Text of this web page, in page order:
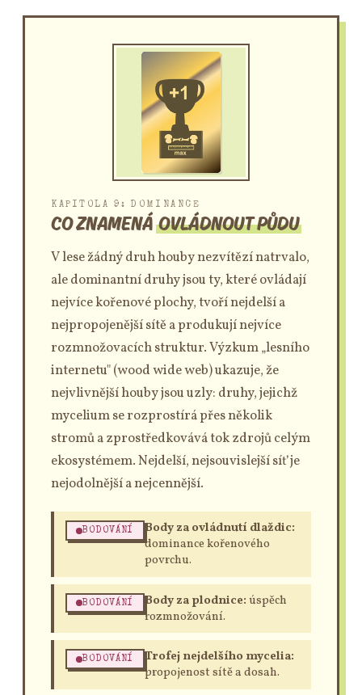
KAPITOLA 9: DOMINANCE
CO ZNAMENÁOVLÁDNOUT PŮDU
V lese žádný druh houby nezvítězí natrvalo,
ale dominantní druhy jsou ty, které ovládají
nejvíce kořenové plochy, tvoří nejdelší a
nejpropojenější sítě a produkují nejvíce
rozmnožovacích struktur. Výzkum „lesního
internetu" (wood wide web) ukazuje, že
nejvlivnější houby jsou uzly: druhy, jejichž
mycelium se rozprostírá přes několik
stromů a zprostředkovává tok zdrojů celým
ekosystémem. Nejdelší, nejsouvislejší síť je
nejodolnější a nejcennější.
BODOVÁNÍ
Body za ovládnutí dlaždic:
dominance kořenového
povrchu.
BODOVÁNÍ Body za plodnice: úspěch
rozmnožování.
BODOVÁNÍ
Trofej nejdelšího mycelia:
propojenost sítě a dosah.